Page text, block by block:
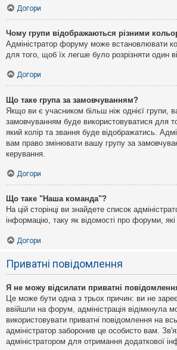
Догори
Чому групи відображаються різними
Адміністратор форуму може встановлювати
для того, щоб їх легше було розрізняти один
Догори
Що таке група за замовчуванням?
Якщо ви є учасником більш ніж однієї групи,
замовчуванням буде використовуватися для
який колір та звання буде відображатись.
вам право змінювати вашу групу за
керування.
Догори
Що таке "Наша команда"?
На цій сторінці ви знайдете список
інформацію, таку як відомості про форуми,
Догори
Приватні повідомлення
Я не можу відсилати приватні
Це може бути одна з трьох причин: ви не
ввійшли на форум, адміністрація відімкнула
використовувати приватні повідомлення на
адміністратор заборонив це особисто вам.
адміністратором для отримання додаткової